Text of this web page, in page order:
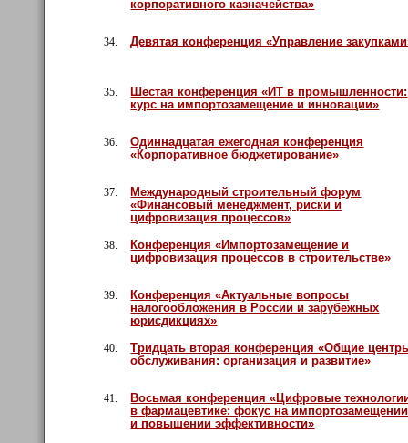
корпоративного казначейства»
34. Девятая конференция «Управление
35.
Шестая конференция «ИТ в промышленности:
курс на импортозамещение и инновации»
36.
Одиннадцатая ежегодная конференция
«Корпоративное бюджетирование»
37.
Международный строительный форум
«Финансовый менеджмент, риски и
цифровизация процессов»
38.
Конференция «Импортозамещение и
цифровизация процессов в строительстве»
39.
Конференция «Актуальные вопросы
налогообложения в России и зарубежных
юрисдикциях»
40.
Тридцать вторая конференция «Общие
обслуживания: организация и развитие»
41.
Восьмая конференция «Цифровые
в фармацевтике: фокус на импортозамещении
и повышении эффективности»